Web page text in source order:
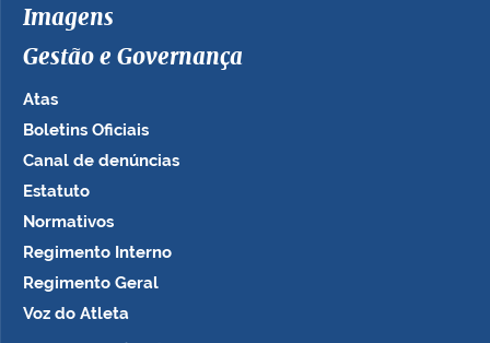
Imagens
Gestão e Governança
Atas
Boletins Oficiais
Canal de denúncias
Estatuto
Normativos
Regimento Interno
Regimento Geral
Voz do Atleta